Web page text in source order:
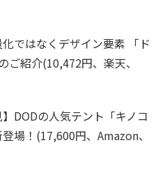
ではなくデザイン要素 「ド
ご紹介(10,472円、楽天、
DODの人気テント「キノコ
場！(17,600円、Amazon、